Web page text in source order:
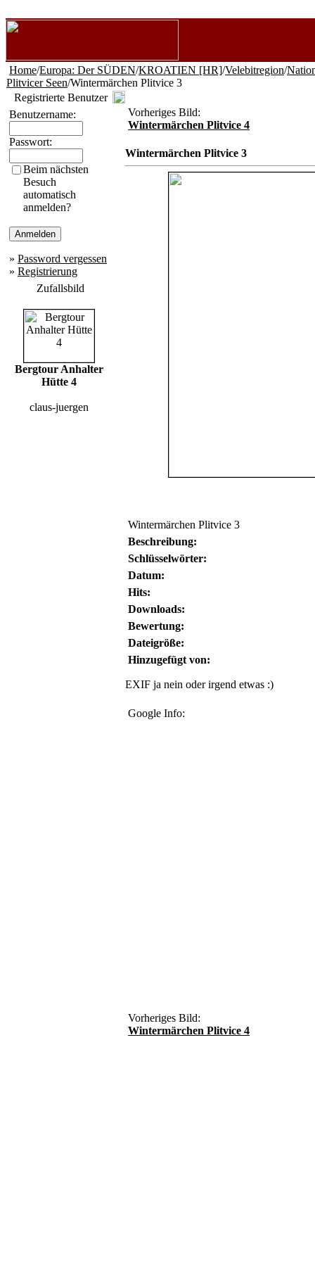
Home/Europa: Der SÜDEN/KROATIEN [HR]/Velebitregion/
Plitvicer Seen/Wintermärchen Plitvice 3
Registrierte Benutzer
Benutzername:
Passwort:
Beim nächsten
Besuch
automatisch
anmelden?
» Password vergessen
» Registrierung
Zufallsbild
Bergtour Anhalter
Hütte 4
claus-juergen
Vorheriges Bild:
Wintermärchen Plitvice 4
Wintermärchen Plitvice 3
Wintermärchen Plitvice 3
Beschreibung:
Schlüsselwörter:
Datum:
Hits:
Downloads:
Bewertung:
Dateigröße:
Hinzugefügt von:
EXIF ja nein oder irgend etwas :)
Google Info:
Vorheriges Bild:
Wintermärchen Plitvice 4